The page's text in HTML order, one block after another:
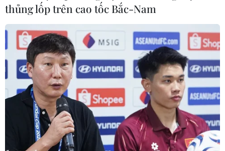
24/05/2014 02:39
đoạn cuối mùa giải nhưng đang tập luyện rất chăm chỉ
để chuẩn bị cho trận chung kết Champions League.
thủng lốp trên cao tốc Bắc-Nam